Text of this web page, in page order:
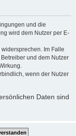
und die
wird dem Nutzer per E-
Im Falle
und dem Nutzer
wenn der Nutzer
Daten sind